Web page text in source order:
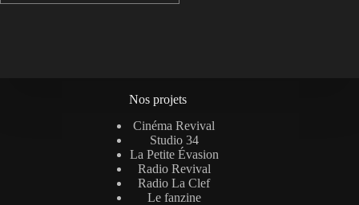
Nos projets
Cinéma Revival
Studio 34
La Petite Évasion
Radio Revival
Radio La Clef
Le fanzine